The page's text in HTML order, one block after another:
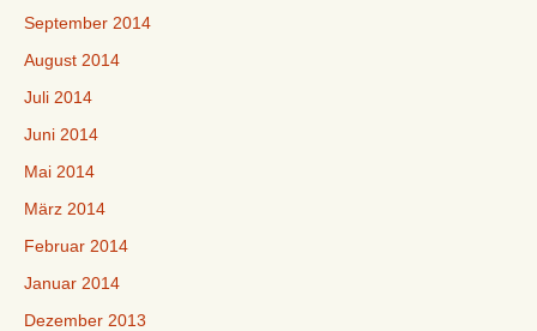
September 2014
August 2014
Juli 2014
Juni 2014
Mai 2014
März 2014
Februar 2014
Januar 2014
Dezember 2013